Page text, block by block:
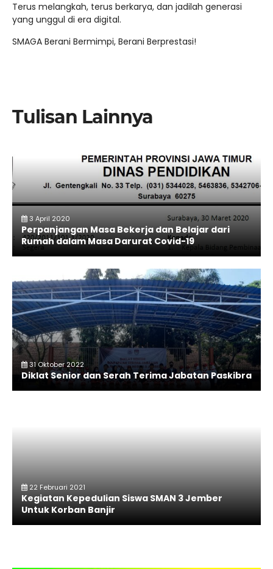
Terus melangkah, terus berkarya, dan jadilah generasi
yang unggul di era digital.
SMAGA Berani Bermimpi, Berani Berprestasi!
Tulisan Lainnya
3 April 2020
Perpanjangan Masa Bekerja dan Belajar dari
Rumah dalam Masa Darurat Covid-19
31 Oktober 2022
Diklat Senior dan Serah Terima Jabatan Paskibra
22 Februari 2021
Kegiatan Kepedulian Siswa SMAN 3 Jember
Untuk Korban Banjir